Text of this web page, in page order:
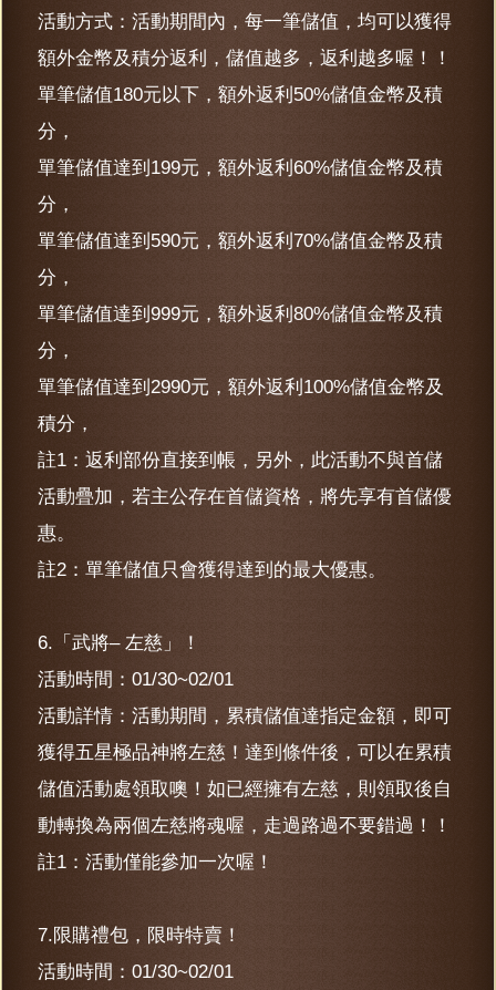
活動方式：活動期間內，每一筆儲值，均可以獲得
額外金幣及積分返利，儲值越多，返利越多喔！！
單筆儲值180元以下，額外返利50%儲值金幣及積
分，
單筆儲值達到199元，額外返利60%儲值金幣及積
分，
單筆儲值達到590元，額外返利70%儲值金幣及積
分，
單筆儲值達到999元，額外返利80%儲值金幣及積
分，
單筆儲值達到2990元，額外返利100%儲值金幣及
積分，
註1：返利部份直接到帳，另外，此活動不與首儲
活動疊加，若主公存在首儲資格，將先享有首儲優
惠。
註2：單筆儲值只會獲得達到的最大優惠。
6.「武將– 左慈」！
活動時間：01/30~02/01
活動詳情：活動期間，累積儲值達指定金額，即可
獲得五星極品神將左慈！達到條件後，可以在累積
儲值活動處領取噢！如已經擁有左慈，則領取後自
動轉換為兩個左慈將魂喔，走過路過不要錯過！！
註1：活動僅能參加一次喔！
7.限購禮包，限時特賣！
活動時間：01/30~02/01